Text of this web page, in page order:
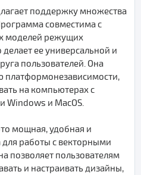
поддержку множества
совместима с
моделей режущих
делает ее универсальной и
пользователей. Она
платформонезависимости,
на компьютерах с
Windows и MacOS.
мощная, удобная и
работы с векторными
позволяет пользователям
и настраивать дизайны,